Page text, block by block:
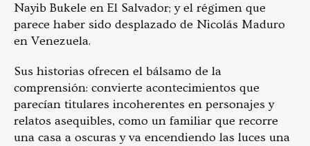
Nayib Bukele en El Salvador; y el régimen que
parece haber sido desplazado de Nicolás Maduro
en Venezuela.
Sus historias ofrecen el bálsamo de la
comprensión: convierte acontecimientos que
parecían titulares incoherentes en personajes y
relatos asequibles, como un familiar que recorre
una casa a oscuras y va encendiendo las luces una